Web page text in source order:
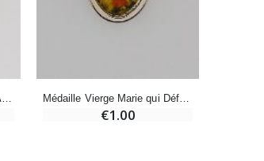
Médaille Profil Vierge Marie Argentée - 15mm Médaille Vierge Marie qui Défait les Noeuds Argentée - 15mm
€1.00